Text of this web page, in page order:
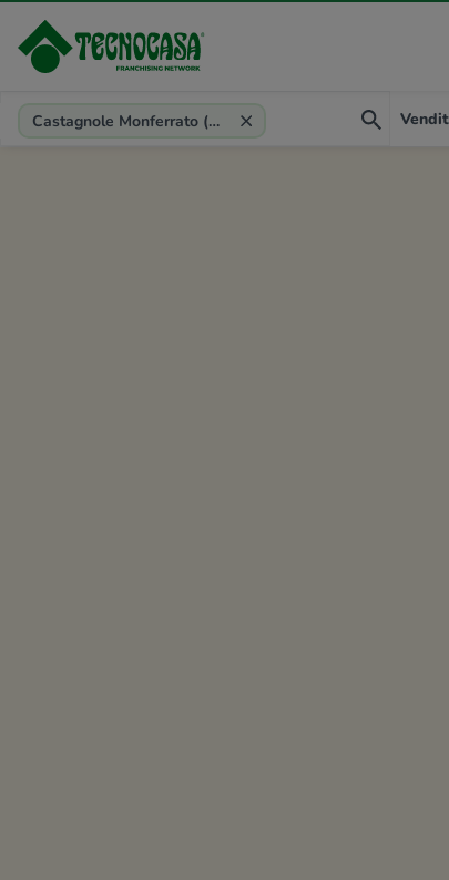
Provincia, comune, zona, riferimento
Castagnole Monferrato (AT)